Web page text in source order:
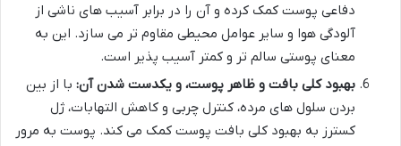
دفاعی پوست کمک کرده و آن را در برابر آسیب های ناشی از
آلودگی هوا و سایر عوامل محیطی مقاوم تر می سازد. این به
معنای پوستی سالم تر و کمتر آسیب پذیر است.
بهبود کلی بافت و ظاهر پوست، و یکدست شدن آن: با از بین
بردن سلول های مرده، کنترل چربی و کاهش التهابات، ژل
کسترز به بهبود کلی بافت پوست کمک می کند. پوست به مرور